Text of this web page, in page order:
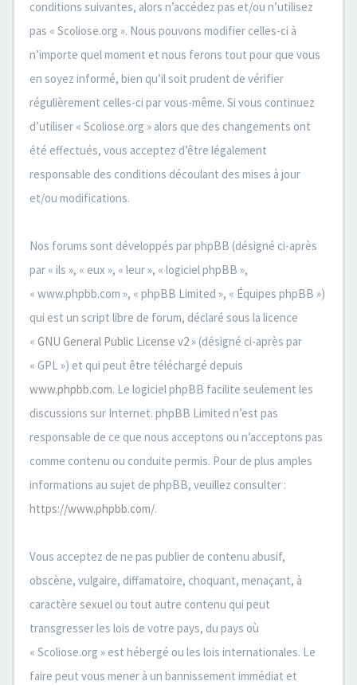
conditions suivantes, alors n’accédez pas et/ou n’utilisez
pas « Scoliose.org ». Nous pouvons modifier celles-ci à
n’importe quel moment et nous ferons tout pour que vous
en soyez informé, bien qu’il soit prudent de vérifier
régulièrement celles-ci par vous-même. Si vous continuez
d’utiliser « Scoliose.org » alors que des changements ont
été effectués, vous acceptez d’être légalement
responsable des conditions découlant des mises à jour
et/ou modifications.
Nos forums sont développés par phpBB (désigné ci-après
par « ils », « eux », « leur », « logiciel phpBB »,
« www.phpbb.com », « phpBB Limited », « Équipes phpBB »)
qui est un script libre de forum, déclaré sous la licence
« GNU General Public License v2» (désigné ci-après par
« GPL ») et qui peut être téléchargé depuis
www.phpbb.com. Le logiciel phpBB facilite seulement les
discussions sur Internet. phpBB Limited n’est pas
responsable de ce que nous acceptons ou n’acceptons pas
comme contenu ou conduite permis. Pour de plus amples
informations au sujet de phpBB, veuillez consulter :
https://www.phpbb.com/.
Vous acceptez de ne pas publier de contenu abusif,
obscène, vulgaire, diffamatoire, choquant, menaçant, à
caractère sexuel ou tout autre contenu qui peut
transgresser les lois de votre pays, du pays où
« Scoliose.org » est hébergé ou les lois internationales. Le
faire peut vous mener à un bannissement immédiat et